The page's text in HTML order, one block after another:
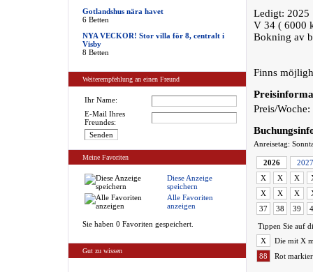
Gotlandshus nära havet
6 Betten
NYA VECKOR! Stor villa för 8, centralt i
Visby
8 Betten
Weiterempfehlung an einen Freund
Ihr Name:
E-Mail Ihres
Freundes:
Meine Favoriten
Diese Anzeige
speichern
Alle Favoriten
anzeigen
Sie haben 0 Favoriten gespeichert.
Gut zu wissen
Ledigt: 2025
V 34 ( 6000
Bokning av
Finns
Preis/
Anreisetag:
2026
2027
X
X X
X
X X
37
38 39
Tippen Sie auf
X
Die mit X
88
Rot